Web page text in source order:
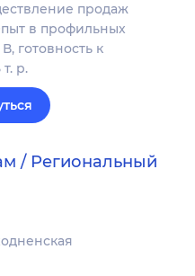
продаж
в профильных
готовность к
р.
/ Региональный